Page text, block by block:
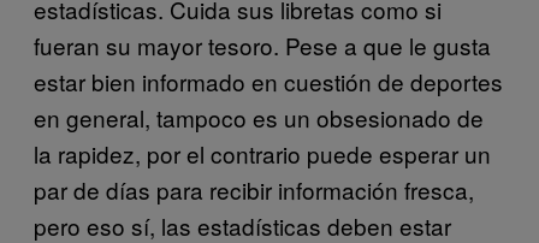
estadísticas. Cuida sus libretas como si
fueran su mayor tesoro. Pese a que le gusta
estar bien informado en cuestión de deportes
en general, tampoco es un obsesionado de
la rapidez, por el contrario puede esperar un
par de días para recibir información fresca,
pero eso sí, las estadísticas deben estar